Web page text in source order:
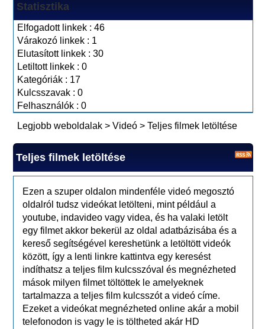
Statisztika
Elfogadott linkek : 46
Várakozó linkek : 1
Elutasított linkek : 30
Letiltott linkek : 0
Kategóriák : 17
Kulcsszavak : 0
Felhasználók : 0
Legjobb weboldalak >Videó >Teljes filmek letöltése
Teljes filmek letöltése
Ezen a szuper oldalon mindenféle videó megosztó
oldalról tudsz videókat letölteni, mint például a
youtube, indavideo vagy videa, és ha valaki letölt
egy filmet akkor bekerül az oldal adatbázisába és a
kereső segítségével kereshetünk a letöltött videók
között, így a lenti linkre kattintva egy keresést
indíthatsz a teljes film kulcsszóval és megnézheted
mások milyen filmet töltöttek le amelyeknek
tartalmazza a teljes film kulcsszót a videó címe.
Ezeket a videókat megnézheted online akár a mobil
telefonodon is vagy le is töltheted akár HD